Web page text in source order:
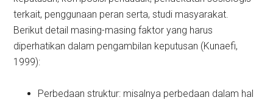
terkait, penggunaan peran serta, studi masyarakat.
Berikut detail masing-masing faktor yang harus
diperhatikan dalam pengambilan keputusan (Kunaefi,
1999):
Perbedaan struktur: misalnya perbedaan dalam hal